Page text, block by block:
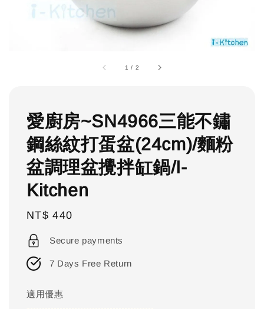
1 / 2
愛廚房~SN4966三能不鏽
鋼絲紋打蛋盆(24cm)/麵粉
盆調理盆攪拌缸鍋/I-
Kitchen
Regular
price
NT$ 440
Secure payments
7 Days Free Return
適用優惠